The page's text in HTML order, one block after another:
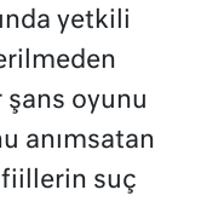
yetkili
oyunu
anımsatan
suç